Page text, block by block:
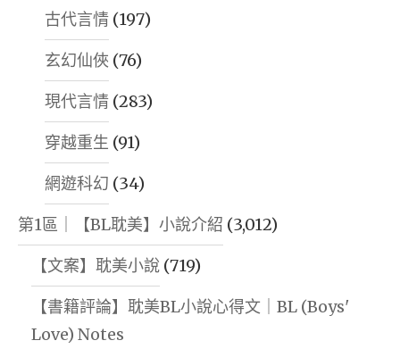
古代言情 (197)
玄幻仙俠 (76)
現代言情 (283)
穿越重生 (91)
網遊科幻 (34)
第1區｜【BL耽美】小說介紹 (3,012)
【文案】耽美小說 (719)
【書籍評論】耽美BL小說心得文｜BL (Boys'
Love) Notes